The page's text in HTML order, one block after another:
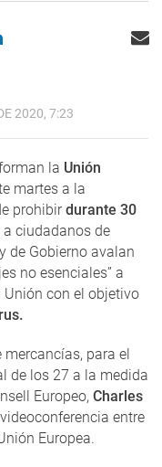
2020, 7:23
la Unión
martes a la
prohibirdurante 30
a ciudadanos de
de Gobierno avalan
no esenciales” a
Unión con el objetivo
para el
de los 27 a la medida
Europeo, Charles
entre
Europea.